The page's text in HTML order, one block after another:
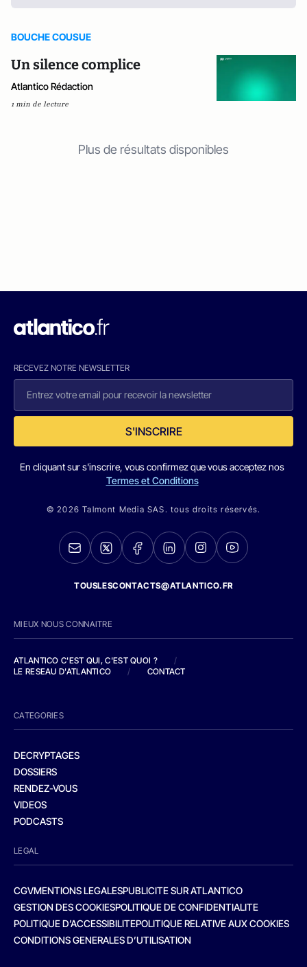
BOUCHE COUSUE
Un silence complice
Atlantico Rédaction
1 min de lecture
Plus de résultats disponibles
RECEVEZ NOTRE NEWSLETTER
S'INSCRIRE
En cliquant sur s'inscrire, vous confirmez que vous acceptez nos
Termes et Conditions
© 2026 Talmont Media SAS. tous droits réservés.
TOUSLESCONTACTS@ATLANTICO.FR
MIEUX NOUS CONNAITRE
ATLANTICO C'EST QUI, C'EST QUOI ?
/
LE RESEAU D'ATLANTICO
/ CONTACT
CATEGORIES
DECRYPTAGES
DOSSIERS
RENDEZ-VOUS
VIDEOS
PODCASTS
LEGAL
CGVMENTIONS LEGALESPUBLICITE SUR ATLANTICO
GESTION DES COOKIESPOLITIQUE DE CONFIDENTIALITE
POLITIQUE D’ACCESSIBILITEPOLITIQUE RELATIVE AUX COOKIES
CONDITIONS GENERALES D’UTILISATION